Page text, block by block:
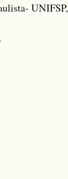
UNIFSP,